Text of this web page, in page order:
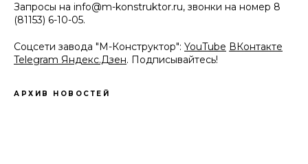
Запросы на info@m-konstruktor.ru, звонки на номер 8
(81153) 6-10-05.
Соцсети завода "М-Конструктор": YouTube ВКонтакте
Telegram Яндекс.Дзен. Подписывайтесь!
АРХИВ НОВОСТЕЙ